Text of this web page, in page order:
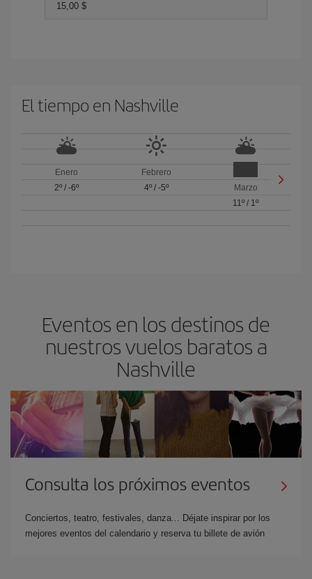
15,00 $
El tiempo en Nashville
Enero
2º/ -6º
Febrero
4º/ -5º
Marzo
11º / 1º
Eventos en los destinos de
nuestros vuelos baratos a
Nashville
Consulta los próximos eventos
Conciertos, teatro, festivales, danza... Déjate inspirar por los
mejores eventos del calendario y reserva tu billete de avión